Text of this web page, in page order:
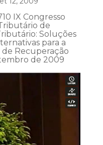
IX Congresso
de
Soluções
para a
de Recuperação
de 2009